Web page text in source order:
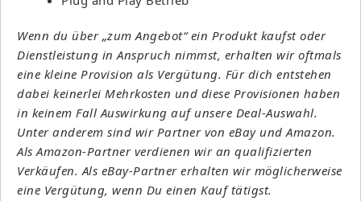
Wenn du über „zum Angebot“ ein Produkt kaufst oder
Dienstleistung in Anspruch nimmst, erhalten wir oftmals
eine kleine Provision als Vergütung. Für dich entstehen
dabei keinerlei Mehrkosten und diese Provisionen haben
in keinem Fall Auswirkung auf unsere Deal-Auswahl.
Unter anderem sind wir Partner von eBay und Amazon.
Als Amazon-Partner verdienen wir an qualifizierten
Verkäufen. Als eBay-Partner erhalten wir möglicherweise
eine Vergütung, wenn Du einen Kauf tätigst.